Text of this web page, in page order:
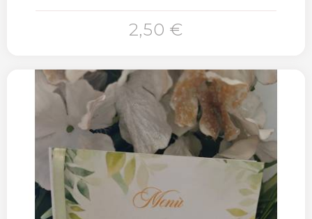
2,50 €